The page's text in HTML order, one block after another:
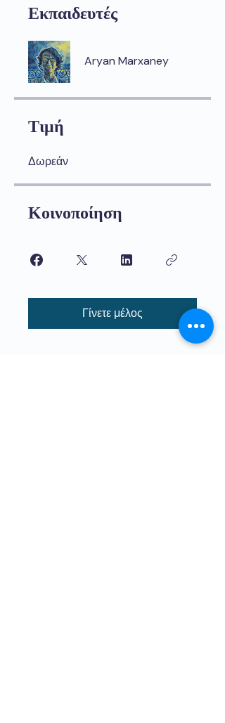
Εκπαιδευτές
Aryan Marxaney
Τιμή
Δωρεάν
Κοινοποίηση
Γίνετε μέλος